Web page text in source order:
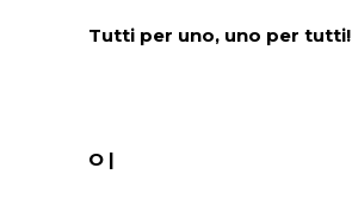
Tutti per uno, uno per tutti!
O |